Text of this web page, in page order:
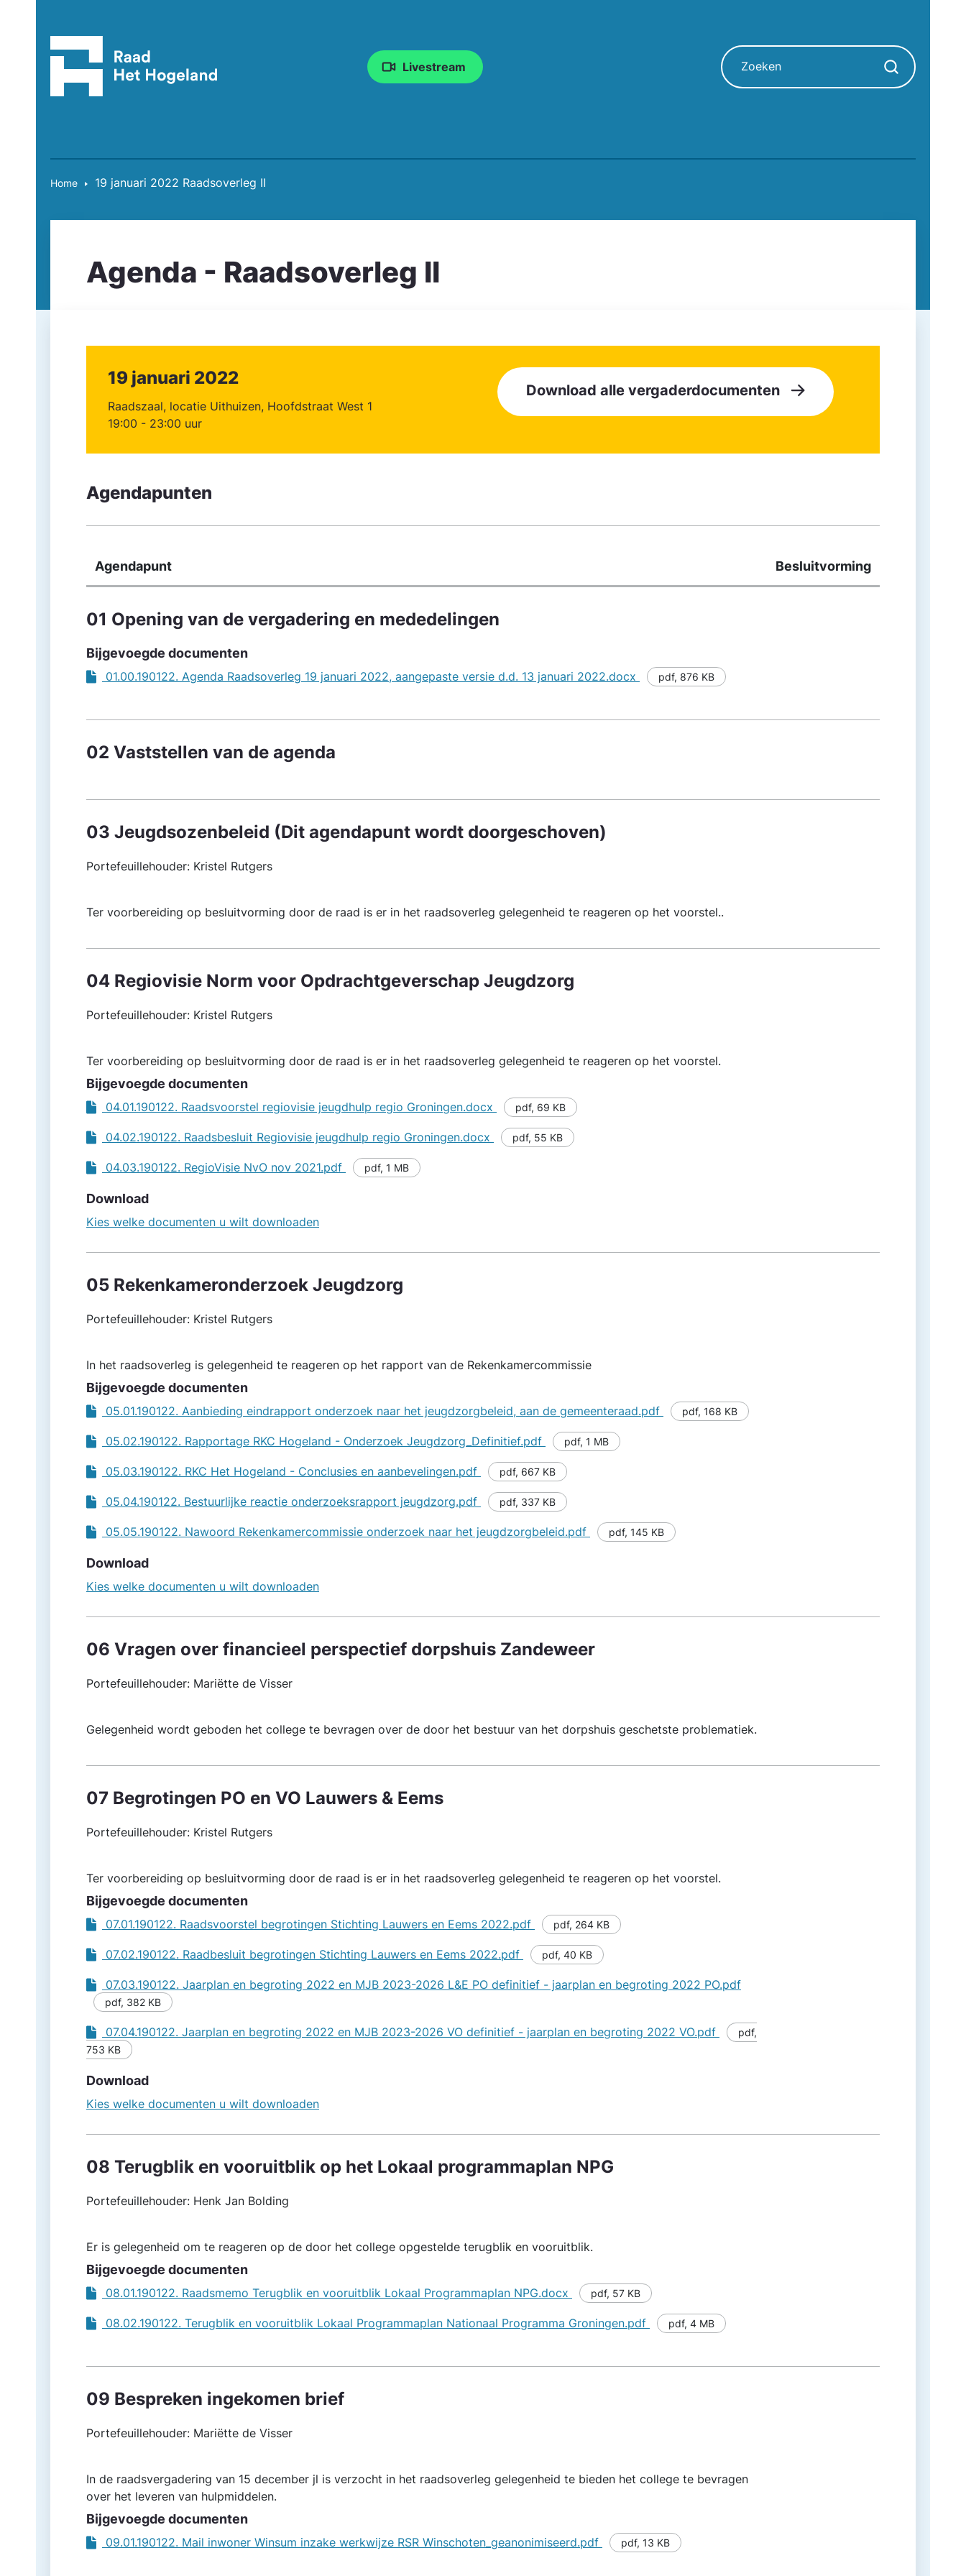
Livestream
Zoeken
Zoekopdracht
Home 19 januari 2022 Raadsoverleg II
Agenda - Raadsoverleg II
19 januari 2022
Raadszaal, locatie Uithuizen, Hoofdstraat West 1
19:00 - 23:00 uur
Download alle vergaderdocumenten
Agendapunten
Agendapunt Besluitvorming
01 Opening van de vergadering en mededelingen
Bijgevoegde documenten
01.00.190122. Agenda Raadsoverleg 19 januari 2022, aangepaste versie d.d. 13 januari 2022.docx pdf, 876 KB
02 Vaststellen van de agenda
03 Jeugdsozenbeleid (Dit agendapunt wordt doorgeschoven)
Portefeuillehouder: Kristel Rutgers
Ter voorbereiding op besluitvorming door de raad is er in het raadsoverleg gelegenheid te reageren op het voorstel..
04 Regiovisie Norm voor Opdrachtgeverschap Jeugdzorg
Portefeuillehouder: Kristel Rutgers
Ter voorbereiding op besluitvorming door de raad is er in het raadsoverleg gelegenheid te reageren op het voorstel.
Bijgevoegde documenten
04.01.190122. Raadsvoorstel regiovisie jeugdhulp regio Groningen.docx pdf, 69 KB
04.02.190122. Raadsbesluit Regiovisie jeugdhulp regio Groningen.docx pdf, 55 KB
04.03.190122. RegioVisie NvO nov 2021.pdf pdf, 1 MB
Download
Kies welke documenten u wilt downloaden
05 Rekenkameronderzoek Jeugdzorg
Portefeuillehouder: Kristel Rutgers
In het raadsoverleg is gelegenheid te reageren op het rapport van de Rekenkamercommissie
Bijgevoegde documenten
05.01.190122. Aanbieding eindrapport onderzoek naar het jeugdzorgbeleid, aan de gemeente­raad.pdf pdf, 168 KB
05.02.190122. Rapportage RKC Hogeland - Onderzoek Jeugdzorg_Definitief.pdf pdf, 1 MB
05.03.190122. RKC Het Hogeland - Conclusies en aanbevelingen.pdf pdf, 667 KB
05.04.190122. Bestuurlijke reactie onderzoeksrapport jeugdzorg.pdf pdf, 337 KB
05.05.190122. Nawoord Rekenkamercommissie onderzoek naar het jeugdzorgbeleid.pdf pdf, 145 KB
Download
Kies welke documenten u wilt downloaden
06 Vragen over financieel perspectief dorpshuis Zandeweer
Portefeuillehouder: Mariëtte de Visser
Gelegenheid wordt geboden het college te bevragen over de door het bestuur van het dorpshuis geschetste problematiek.
07 Begrotingen PO en VO Lauwers & Eems
Portefeuillehouder: Kristel Rutgers
Ter voorbereiding op besluitvorming door de raad is er in het raadsoverleg gelegenheid te reageren op het voorstel.
Bijgevoegde documenten
07.01.190122. Raadsvoorstel begrotingen Stichting Lauwers en Eems 2022.pdf pdf, 264 KB
07.02.190122. Raadbesluit begrotingen Stichting Lauwers en Eems 2022.pdf pdf, 40 KB
07.03.190122. Jaarplan en begroting 2022 en MJB 2023-2026 L&E PO definitief - jaarplan en begroting 2022 PO.pdf
pdf, 382 KB
07.04.190122. Jaarplan en begroting 2022 en MJB 2023-2026 VO definitief - jaarplan en begroting 2022 VO.pdf pdf,
753 KB
Download
Kies welke documenten u wilt downloaden
08 Terugblik en vooruitblik op het Lokaal programmaplan NPG
Portefeuillehouder: Henk Jan Bolding
Er is gelegenheid om te reageren op de door het college opgestelde terugblik en vooruitblik.
Bijgevoegde documenten
08.01.190122. Raadsmemo Terugblik en vooruitblik Lokaal Programmaplan NPG.docx pdf, 57 KB
08.02.190122. Terugblik en vooruitblik Lokaal Programmaplan Nationaal Programma Groningen.pdf pdf, 4 MB
09 Bespreken ingekomen brief
Portefeuillehouder: Mariëtte de Visser
In de raadsvergadering van 15 december jl is verzocht in het raadsoverleg gelegenheid te bieden het college te bevragen
over het leveren van hulpmiddelen.
Bijgevoegde documenten
09.01.190122. Mail inwoner Winsum inzake werkwijze RSR Winschoten_geanonimiseerd.pdf pdf, 13 KB